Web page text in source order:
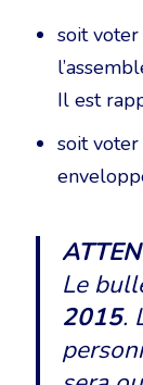
soit
Il est
soit
Le
2015.